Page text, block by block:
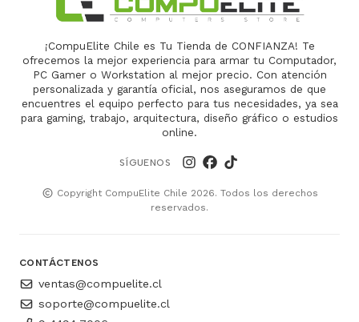
¡CompuElite Chile es Tu Tienda de CONFIANZA! Te
ofrecemos la mejor experiencia para armar tu Computador,
PC Gamer o Workstation al mejor precio. Con atención
personalizada y garantía oficial, nos aseguramos de que
encuentres el equipo perfecto para tus necesidades, ya sea
para gaming, trabajo, arquitectura, diseño gráfico o estudios
online.
SÍGUENOS
Copyright CompuElite Chile 2026. Todos los derechos
reservados.
CONTÁCTENOS
ventas@compuelite.cl
soporte@compuelite.cl